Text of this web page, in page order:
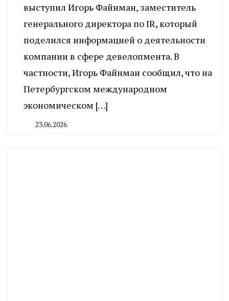
выступил Игорь Файнман, заместитель
генерального директора по IR, который
поделился информацией о деятельности
компании в сфере девелопмента. В
частности, Игорь Файнман сообщил, что на
Петербургском международном
экономическом […]
23.06.2026